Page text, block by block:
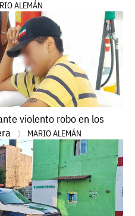
ALEMÁN
violento robo en los
MARIO ALEMÁN